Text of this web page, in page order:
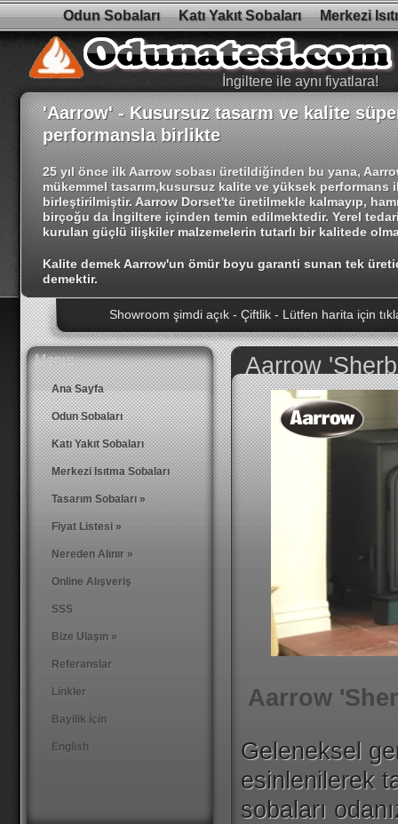
'Aarrow' - Kusursuz tasarm ve kalite
performansla birlikte
25 yıl önce ilk Aarrow sobası üretildiğinden bu yana,
mükemmel tasarım,kusursuz kalite ve yüksek performans
birleştirilmiştir. Aarrow Dorset'te üretilmekle kalmayıp,
birçoğu da İngiltere içinden temin edilmektedir. Yerel
kurulan güçlü ilişkiler malzemelerin tutarlı bir kalitede
Kalite demek Aarrow'un ömür boyu garanti sunan tek
demektir.
İngiltere ile aynı fiyatlara!
Odun Sobaları Katı Yakıt Sobaları Merkezi
Showroom şimdi açık - Çiftlik - Lütfen harita için
Yeni Modeller! - Villager Duo Dizi - 8 - 12 - 14 Kw
Yüksek kaliteli şömine sobalarımızı görmek için
İngiltere ile aynı fiyatlara!
İndirim! Aarrow Acorn 5 Katı Yakıt - Oldu! - ₺2.596
Yeni Model! - Aarrow 'i400' 6.1 Kw - Modern
Türkiye’de hizmet veren odunatesi.com
Menu:
Ana Sayfa
Odun Sobaları
Katı Yakıt Sobaları
Merkezi Isıtma Sobaları
Tasarım Sobaları»
Fiyat Listesi»
Nereden Alınır»
Online Alışveriş
SSS
Bize Ulaşın»
Referanslar
Linkler
Bayilik İçin
English
Aarrow
Aarrow
Geleneksel
esinlenilerek
sobaları